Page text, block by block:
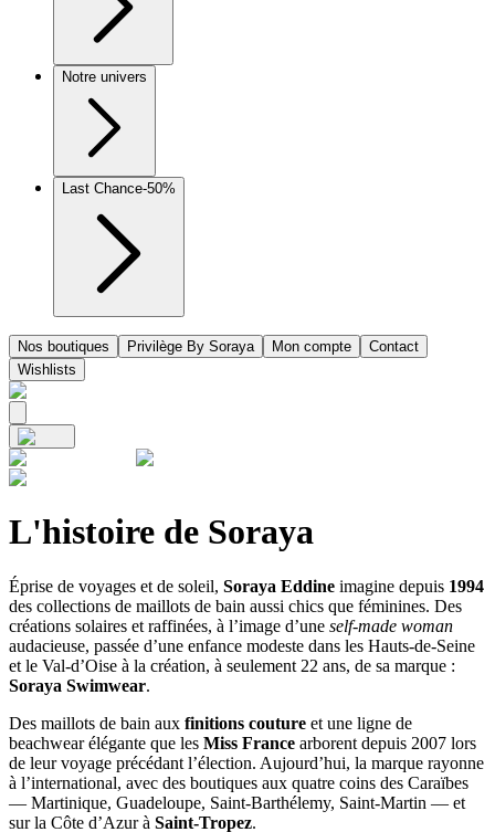
Notre univers
Last Chance-50%
Nos boutiques Privilège By Soraya Mon compte
Contact
Wishlists
L'histoire de Soraya
Éprise de voyages et de soleil, Soraya Eddine imagine depuis 1994
des collections de maillots de bain aussi chics que féminines. Des
créations solaires et raffinées, à l’image d’une self-made woman
audacieuse, passée d’une enfance modeste dans les Hauts-de-Seine
et le Val-d’Oise à la création, à seulement 22 ans, de sa marque :
Soraya Swimwear.
Des maillots de bain aux finitions couture et une ligne de
beachwear élégante que les Miss France arborent depuis 2007 lors
de leur voyage précédant l’élection. Aujourd’hui, la marque rayonne
à l’international, avec des boutiques aux quatre coins des Caraïbes
— Martinique, Guadeloupe, Saint-Barthélemy, Saint-Martin — et
sur la Côte d’Azur à Saint-Tropez.